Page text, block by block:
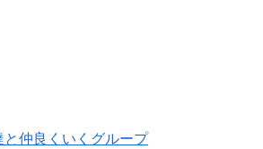
仲良くいくグループ